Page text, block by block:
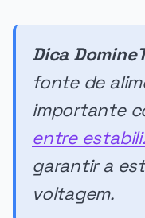
Dica
fonte de
importante
entre
garantir a
voltagem.